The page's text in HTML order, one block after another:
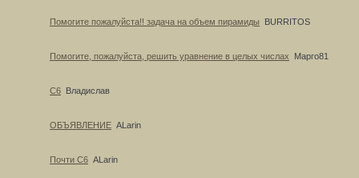
Помогите пожалуйста!! задача на объем пирамиды BURRITOS
Помогите, пожалуйста, решить уравнение в целых числах Марго81
С6 Владислав
ОБЪЯВЛЕНИЕ ALarin
Почти С6 ALarin